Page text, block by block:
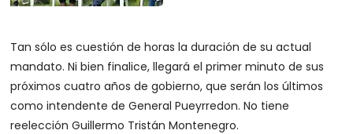
Tan sólo es cuestión de horas la duración de su actual
mandato. Ni bien finalice, llegará el primer minuto de sus
próximos cuatro años de gobierno, que serán los últimos
como intendente de General Pueyrredon. No tiene
reelección Guillermo Tristán Montenegro.